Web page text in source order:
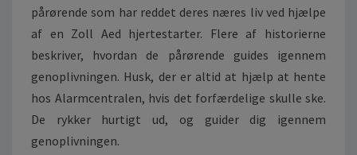
pårørende som har reddet deres næres liv ved hjælpe
af en Zoll Aed hjertestarter. Flere af historierne
beskriver, hvordan de pårørende guides igennem
genoplivningen. Husk, der er altid at hjælp at hente
hos Alarmcentralen, hvis det forfærdelige skulle ske.
De rykker hurtigt ud, og guider dig igennem
genoplivningen.